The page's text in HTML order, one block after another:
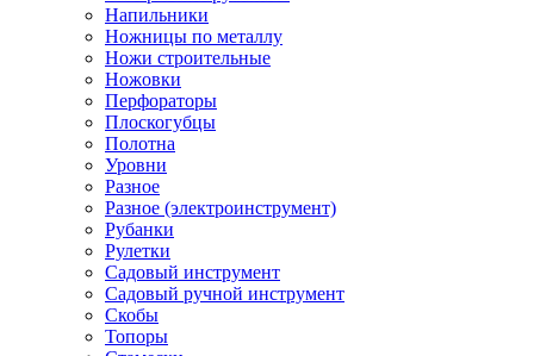
Напильники
Ножницы по металлу
Ножи строительные
Ножовки
Перфораторы
Плоскогубцы
Полотна
Уровни
Разное
Разное (электроинструмент)
Рубанки
Рулетки
Садовый инструмент
Садовый ручной инструмент
Скобы
Топоры